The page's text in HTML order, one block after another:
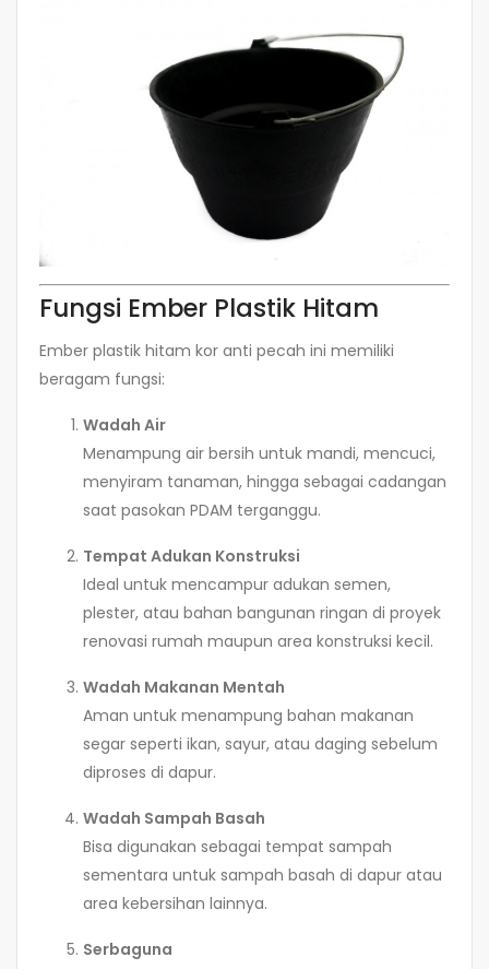
Fungsi Ember Plastik Hitam
Ember plastik hitam kor anti pecah ini memiliki
beragam fungsi:
Wadah Air
Menampung air bersih untuk mandi, mencuci,
menyiram tanaman, hingga sebagai cadangan
saat pasokan PDAM terganggu.
Tempat Adukan Konstruksi
Ideal untuk mencampur adukan semen,
plester, atau bahan bangunan ringan di proyek
renovasi rumah maupun area konstruksi kecil.
Wadah Makanan Mentah
Aman untuk menampung bahan makanan
segar seperti ikan, sayur, atau daging sebelum
diproses di dapur.
Wadah Sampah Basah
Bisa digunakan sebagai tempat sampah
sementara untuk sampah basah di dapur atau
area kebersihan lainnya.
Serbaguna